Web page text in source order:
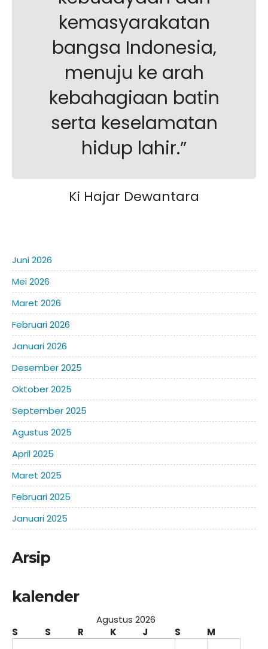
kurikulum skb kota samarinda20252026
JADWAL UJIAN SUMATIF TAHUN 2025/2026
kemasyarakatan
bangsa Indonesia,
menuju ke arah
kebahagiaan batin
serta keselamatan
hidup lahir.”
Ki Hajar Dewantara
Juni 2026
Mei 2026
Maret 2026
Februari 2026
Januari 2026
Desember 2025
Oktober 2025
September 2025
Agustus 2025
April 2025
Maret 2025
Februari 2025
Januari 2025
Arsip
kalender
Agustus 2026
S
S R K J S
M